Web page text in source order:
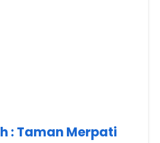
: Taman Merpati